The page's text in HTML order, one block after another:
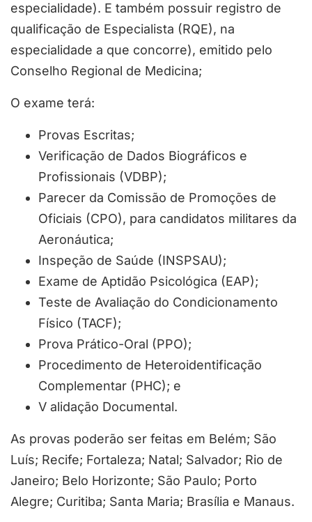
especialidade). E também possuir registro de
qualificação de Especialista (RQE), na
especialidade a que concorre), emitido pelo
Conselho Regional de Medicina;
O exame terá:
Provas Escritas;
Verificação de Dados Biográficos e
Profissionais (VDBP);
Parecer da Comissão de Promoções de
Oficiais (CPO), para candidatos militares da
Aeronáutica;
Inspeção de Saúde (INSPSAU);
Exame de Aptidão Psicológica (EAP);
Teste de Avaliação do Condicionamento
Físico (TACF);
Prova Prático-Oral (PPO);
Procedimento de Heteroidentificação
Complementar (PHC); e
V alidação Documental.
As provas poderão ser feitas em Belém; São
Luís; Recife; Fortaleza; Natal; Salvador; Rio de
Janeiro; Belo Horizonte; São Paulo; Porto
Alegre; Curitiba; Santa Maria; Brasília e Manaus.